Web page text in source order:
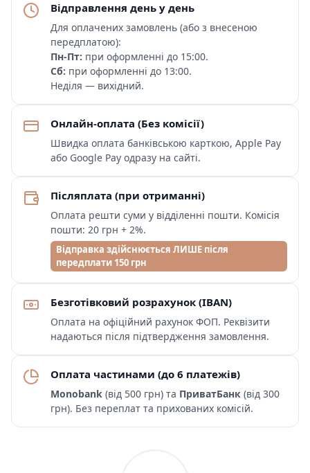
Відправлення день у день
Для оплачених замовлень (або з внесеною
передплатою):
Пн-Пт: при оформленні до 15:00.
Сб: при оформленні до 13:00.
Неділя — вихідний.
Онлайн-оплата (Без комісії)
Швидка оплата банківською карткою, Apple Pay
або Google Pay одразу на сайті.
Післяплата (при отриманні)
Оплата решти суми у відділенні пошти. Комісія
пошти: 20 грн + 2%.
Відправка здійснюється ЛИШЕ після
передплати 150 грн
Безготівковий розрахунок (IBAN)
Оплата на офіційний рахунок ФОП. Реквізити
надаються після підтвердження замовлення.
Оплата частинами (до 6 платежів)
Monobank (від 500 грн) та ПриватБанк (від 300
грн). Без переплат та прихованих комісій.